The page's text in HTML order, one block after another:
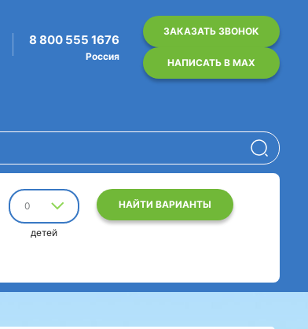
8 800 555 1676
Россия
ЗАКАЗАТЬ ЗВОНОК
НАПИСАТЬ В MAX
0
детей
НАЙТИ ВАРИАНТЫ